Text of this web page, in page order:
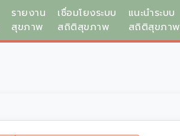
รายงาน
สุขภาพ
เชื่อมโยงระบบ
สถิติสุขภาพ
แนะนำระบบ
สถิติสุขภาพ